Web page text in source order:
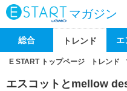
マガジン
総合 トレンド エ
E START トップページ トレンド
エスコットとmellow